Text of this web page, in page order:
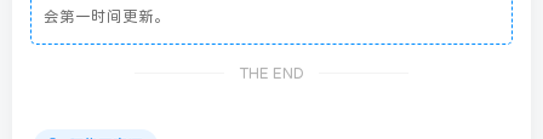
会第一时间更新。
THE END